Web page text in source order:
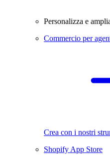
Personalizza e
Commercio per
Crea con i nostri
Shopify App Store